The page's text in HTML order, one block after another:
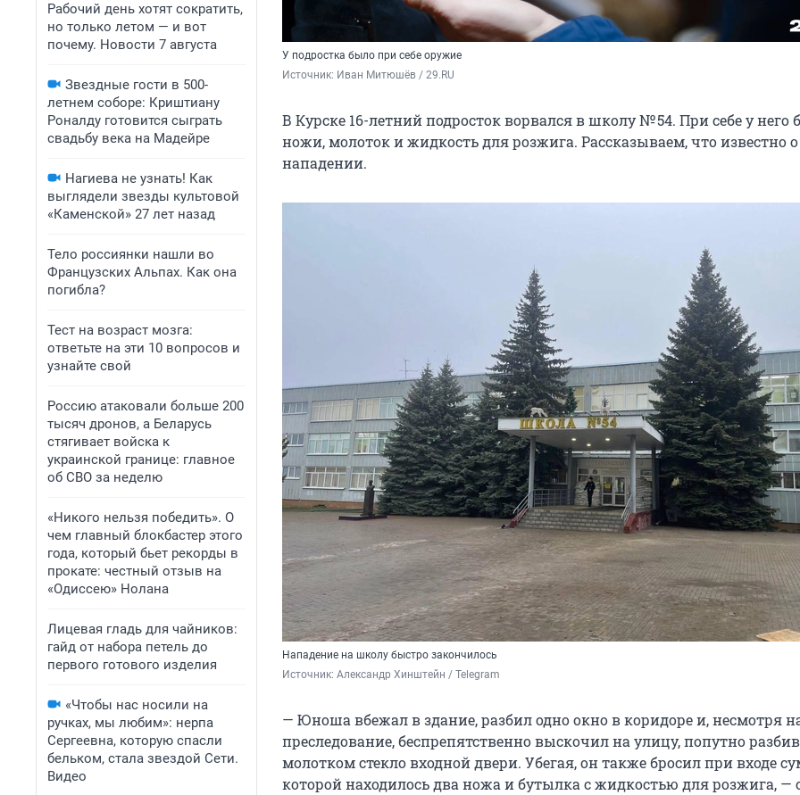
Рабочий день хотят сократить,
но только летом — и вот
почему. Новости 7 августа
Звездные гости в 500-
летнем соборе: Криштиану
Роналду готовится сыграть
свадьбу века на Мадейре
Нагиева не узнать! Как
выглядели звезды культовой
«Каменской» 27 лет назад
Тело россиянки нашли во
Французских Альпах. Как она
погибла?
Тест на возраст мозга:
ответьте на эти 10 вопросов и
узнайте свой
Россию атаковали больше 200
тысяч дронов, а Беларусь
стягивает войска к
украинской границе: главное
об СВО за неделю
«Никого нельзя победить». О
чем главный блокбастер этого
года, который бьет рекорды в
прокате: честный отзыв на
«Одиссею» Нолана
Лицевая гладь для чайников:
гайд от набора петель до
первого готового изделия
«Чтобы нас носили на
ручках, мы любим»: нерпа
Сергеевна, которую спасли
бельком, стала звездой Сети.
Видео
У подростка было при себе оружие
Источник: Иван Митюшёв / 29.RU
В Курске 16-летний подросток ворвался в школу № 54. При себе у него
ножи, молоток и жидкость для розжига. Рассказываем, что известно о
нападении.
Нападение на школу быстро закончилось
Источник: Александр Хинштейн / Telegram
— Юноша вбежал в здание, разбил одно окно в коридоре и, несмотря
преследование, беспрепятственно выскочил на улицу, попутно разбив
молотком стекло входной двери. Убегая, он также бросил при входе
которой находилось два ножа и бутылка с жидкостью для розжига, —